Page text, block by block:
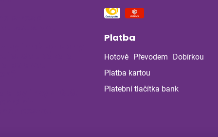
Platba
Hotově Převodem
Dobírkou
Platba kartou
Platební tlačítka bank